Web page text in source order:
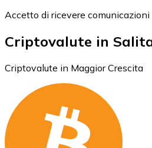
Accetto di ricevere
Criptovalute in
Criptovalute in Maggior Crescita